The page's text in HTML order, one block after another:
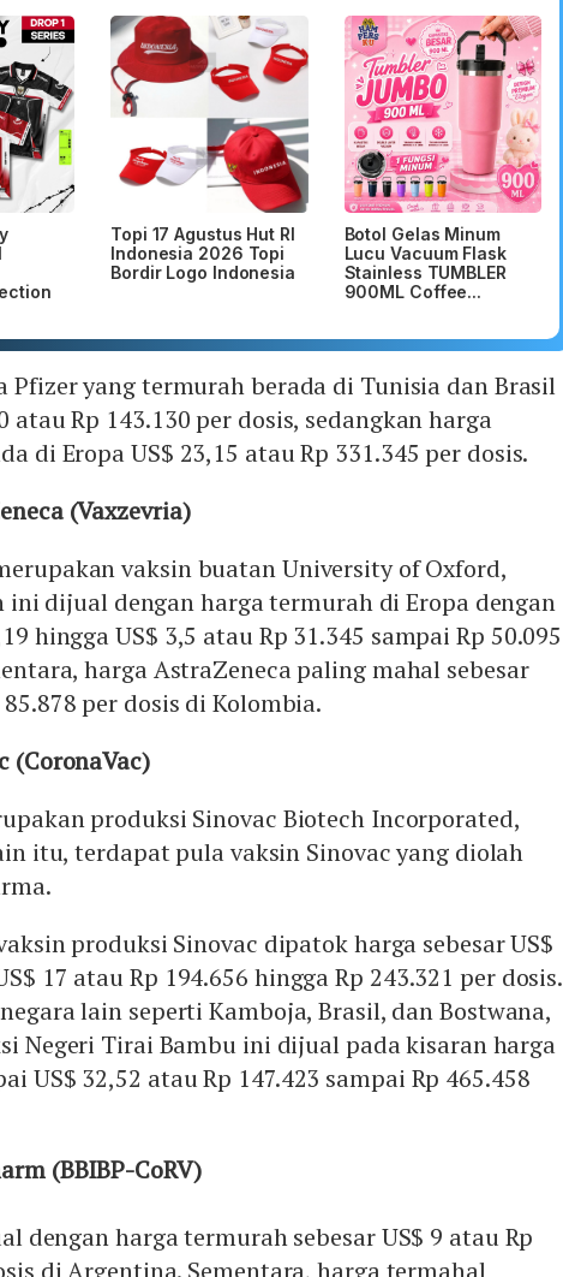
Topi 17 Agustus Hut RI
Indonesia 2026 Topi
Bordir Logo Indonesia
Botol Gelas Minum
Lucu Vacuum Flask
Stainless TUMBLER
900ML Coffee...
Pfizer yang termurah berada di Tunisia dan Brasil
atau Rp 143.130 per dosis, sedangkan harga
di Eropa US$ 23,15 atau Rp 331.345 per dosis.
(Vaxzevria)
vaksin buatan University of Oxford,
ini dijual dengan harga termurah di Eropa dengan
hingga US$ 3,5 atau Rp 31.345 sampai Rp 50.095
harga AstraZeneca paling mahal sebesar
per dosis di Kolombia.
(CoronaVac)
produksi Sinovac Biotech Incorporated,
itu, terdapat pula vaksin Sinovac yang diolah
produksi Sinovac dipatok harga sebesar US$
17 atau Rp 194.656 hingga Rp 243.321 per dosis.
lain seperti Kamboja, Brasil, dan Bostwana,
Negeri Tirai Bambu ini dijual pada kisaran harga
US$ 32,52 atau Rp 147.423 sampai Rp 465.458
(BBIBP-CoRV)
dengan harga termurah sebesar US$ 9 atau Rp